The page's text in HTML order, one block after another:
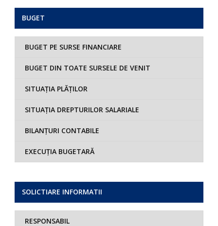
BUGET
BUGET PE SURSE FINANCIARE
BUGET DIN TOATE SURSELE DE VENIT
SITUAȚIA PLĂȚILOR
SITUAȚIA DREPTURILOR SALARIALE
BILANȚURI CONTABILE
EXECUȚIA BUGETARĂ
SOLICTIARE INFORMATII
RESPONSABIL